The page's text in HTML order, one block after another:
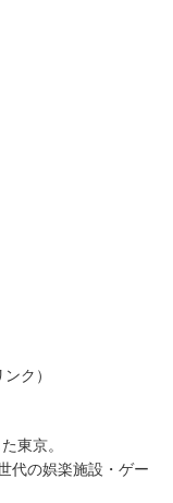
ク）
東京。
代の娯楽施設・ゲー